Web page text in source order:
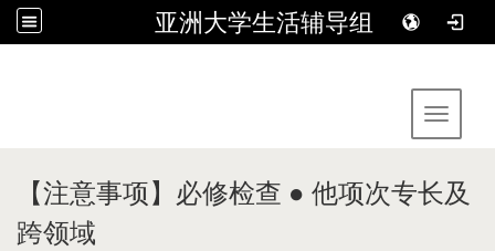
亚洲大学生活辅导组
Toggle
【注意事项】必修检查 ● 他项次专长及
跨领域